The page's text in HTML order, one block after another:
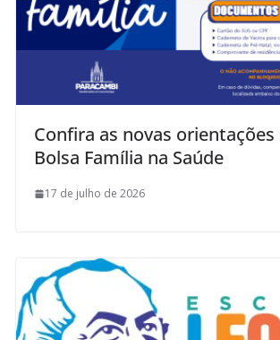
Confira as novas orientações
Bolsa Família na Saúde
17 de julho de 2026